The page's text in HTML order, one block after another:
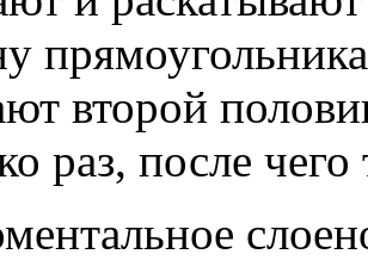
второй
раз, после